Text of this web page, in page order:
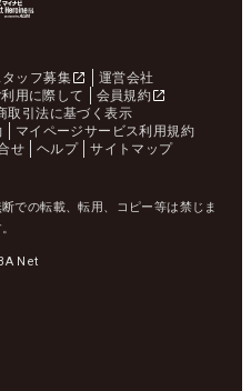
タッフ募集
運営会社
用に際して
会員規約
取引法に基づく表示
マイページサービス利用規約
せ ヘルプ サイトマップ
での転載、転用、コピー等は禁じま
Net